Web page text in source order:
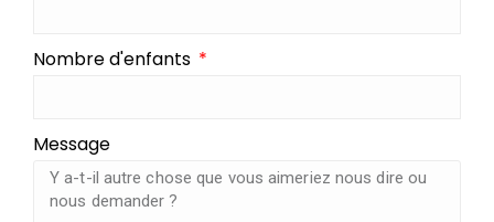
Nombre d'enfants
Message